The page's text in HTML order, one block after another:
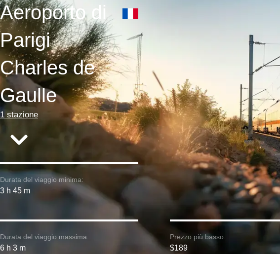
Aeroporto di
Parigi
Charles de
Gaulle
1 stazione
Durata del viaggio minima:
3 h 45 m
Durata del viaggio massima:
6 h 3 m
Prezzo più basso:
$189